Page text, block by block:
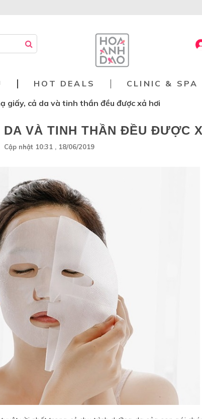
HOT DEALS CLINIC & SPA
giấy, cả da và tinh thần đều được xả hơi
VÀ TINH THẦN ĐỀU ĐƯỢC
Cập nhật 10:31 , 18/06/2019